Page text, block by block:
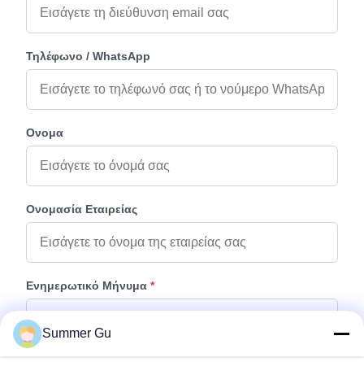
Τηλέφωνο / WhatsApp
Ονομα
Ονομασία Εταιρείας
Ενημερωτικό Μήνυμα *
Summer Gu